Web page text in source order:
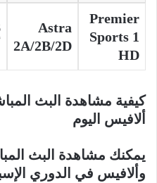
Premier
Sports 1
HD
Astra
2A/2B/2D
كيفية مشاهدة البث
ألافيس اليوم
يمكنك مشاهدة البث
وألافيس في الدوري